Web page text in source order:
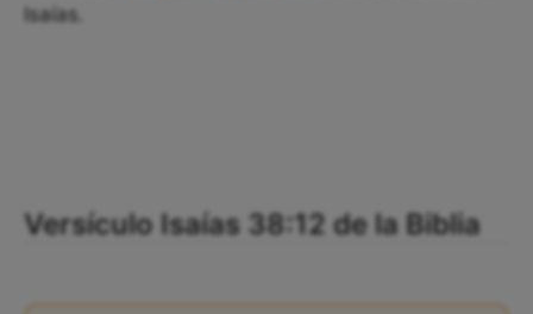
Isaías.
Versículo Isaías 38:12 de la Biblia